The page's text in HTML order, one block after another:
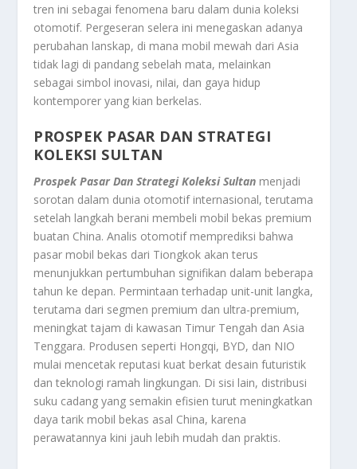
tren ini sebagai fenomena baru dalam dunia koleksi
otomotif. Pergeseran selera ini menegaskan adanya
perubahan lanskap, di mana mobil mewah dari Asia
tidak lagi di pandang sebelah mata, melainkan
sebagai simbol inovasi, nilai, dan gaya hidup
kontemporer yang kian berkelas.
PROSPEK PASAR DAN STRATEGI
KOLEKSI SULTAN
Prospek Pasar Dan Strategi Koleksi Sultan menjadi
sorotan dalam dunia otomotif internasional, terutama
setelah langkah berani membeli mobil bekas premium
buatan China. Analis otomotif memprediksi bahwa
pasar mobil bekas dari Tiongkok akan terus
menunjukkan pertumbuhan signifikan dalam beberapa
tahun ke depan. Permintaan terhadap unit-unit langka,
terutama dari segmen premium dan ultra-premium,
meningkat tajam di kawasan Timur Tengah dan Asia
Tenggara. Produsen seperti Hongqi, BYD, dan NIO
mulai mencetak reputasi kuat berkat desain futuristik
dan teknologi ramah lingkungan. Di sisi lain, distribusi
suku cadang yang semakin efisien turut meningkatkan
daya tarik mobil bekas asal China, karena
perawatannya kini jauh lebih mudah dan praktis.